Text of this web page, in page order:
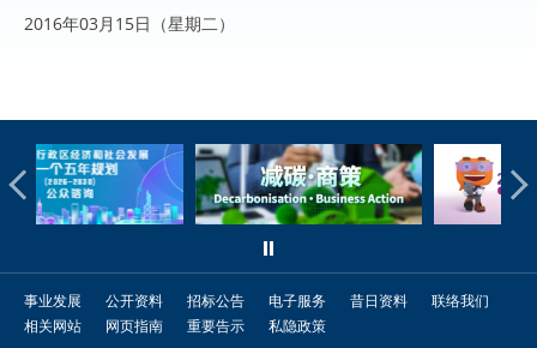
2016年03月15日（星期二）
事业发展 公开资料 招标公告 电子服务 昔日资料
联络我们
相关网站
网页指南 重要告示 私隐政策